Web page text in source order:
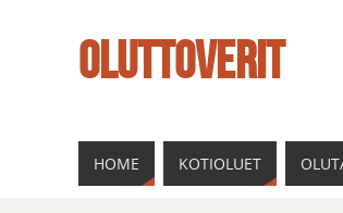
OLUTTOVERIT
HOME KOTIOLUET